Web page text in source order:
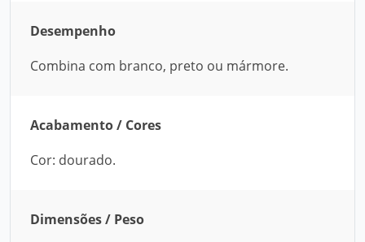
Desempenho
Combina com branco, preto ou mármore.
Acabamento / Cores
Cor: dourado.
Dimensões / Peso